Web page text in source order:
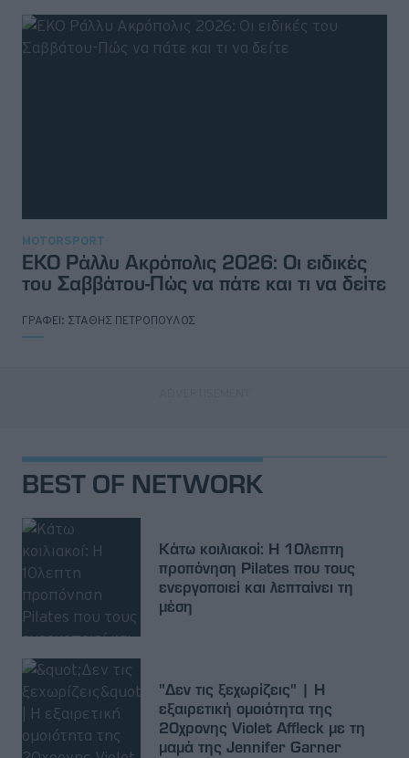
MOTORSPORT
ΕΚΟ Ράλλυ Ακρόπολις 2026: Οι ειδικές
του Σαββάτου-Πώς να πάτε και τι να δείτε
ΓΡΑΦΕΙ: ΣΤΑΘΗΣ ΠΕΤΡΟΠΟΥΛΟΣ
BEST OF NETWORK
Κάτω κοιλιακοί: Η 10λεπτη
προπόνηση Pilates που τους
ενεργοποιεί και λεπταίνει τη
μέση
"Δεν τις ξεχωρίζεις" | Η
εξαιρετική ομοιότητα της
20χρονης Violet Affleck με τη
μαμά της Jennifer Garner